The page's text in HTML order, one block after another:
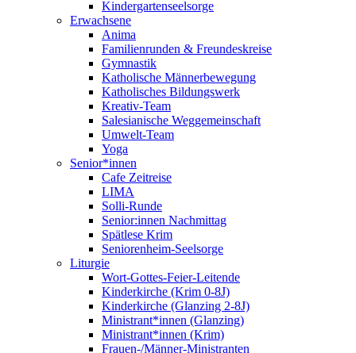
Kindergartenseelsorge
Erwachsene
Anima
Familienrunden & Freundeskreise
Gymnastik
Katholische Männerbewegung
Katholisches Bildungswerk
Kreativ-Team
Salesianische Weggemeinschaft
Umwelt-Team
Yoga
Senior*innen
Cafe Zeitreise
LIMA
Solli-Runde
Senior:innen Nachmittag
Spätlese Krim
Seniorenheim-Seelsorge
Liturgie
Wort-Gottes-Feier-Leitende
Kinderkirche (Krim 0-8J)
Kinderkirche (Glanzing 2-8J)
Ministrant*innen (Glanzing)
Ministrant*innen (Krim)
Frauen-/Männer-Ministranten